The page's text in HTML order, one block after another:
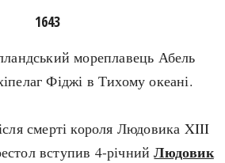
1643
мореплавець Абель
Фіджі в Тихому океані.
смерті короля Людовика XIII
вступив 4-річнийЛюдовик